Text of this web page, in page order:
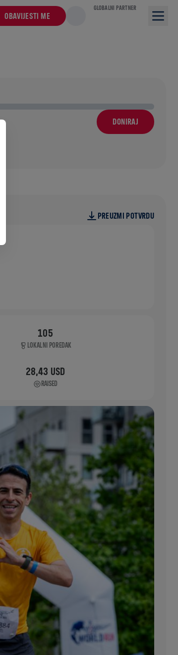
OBAVIJESTI ME
GLOBALNI PARTNER
DONIRAJ
PREUZMI POTVRDU
105
LOKALNI POREDAK
28,43 USD
RAISED